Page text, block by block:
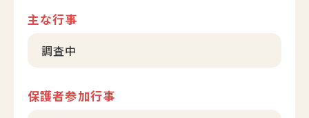
主な行事
調査中
保護者参加行事